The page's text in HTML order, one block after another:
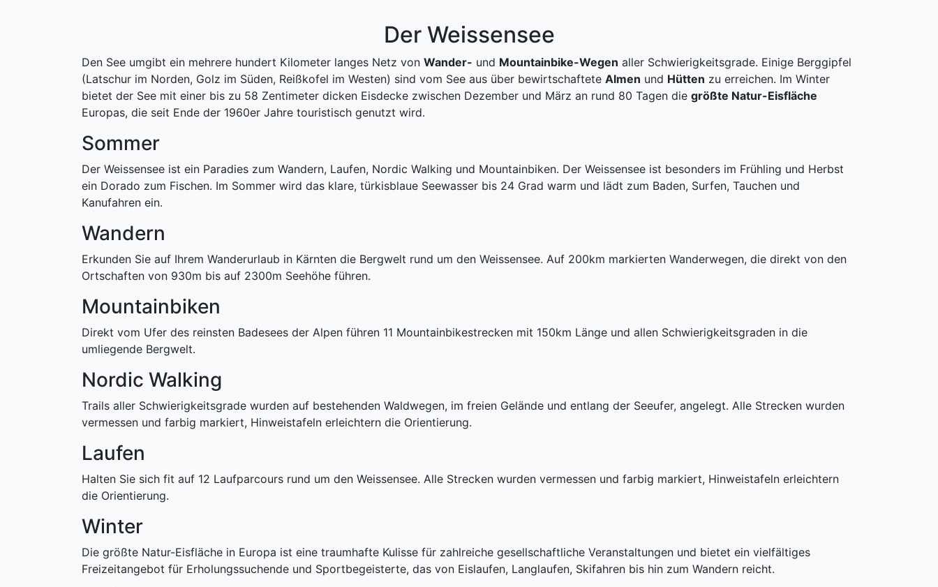
Der Weissensee
Den See umgibt ein mehrere hundert Kilometer langes Netz von Wander- und Mountainbike-Wegen aller Schwierigkeitsgrade. Einige Berggipfel
(Latschur im Norden, Golz im Süden, Reißkofel im Westen) sind vom See aus über bewirtschaftete Almen und Hütten zu erreichen. Im Winter
bietet der See mit einer bis zu 58 Zentimeter dicken Eisdecke zwischen Dezember und März an rund 80 Tagen die größte Natur-Eisfläche
Europas, die seit Ende der 1960er Jahre touristisch genutzt wird.
Sommer
Der Weissensee ist ein Paradies zum Wandern, Laufen, Nordic Walking und Mountainbiken. Der Weissensee ist besonders im Frühling und Herbst
ein Dorado zum Fischen. Im Sommer wird das klare, türkisblaue Seewasser bis 24 Grad warm und lädt zum Baden, Surfen, Tauchen und
Kanufahren ein.
Wandern
Erkunden Sie auf Ihrem Wanderurlaub in Kärnten die Bergwelt rund um den Weissensee. Auf 200km markierten Wanderwegen, die direkt von den
Ortschaften von 930m bis auf 2300m Seehöhe führen.
Mountainbiken
Direkt vom Ufer des reinsten Badesees der Alpen führen 11 Mountainbikestrecken mit 150km Länge und allen Schwierigkeitsgraden in die
umliegende Bergwelt.
Nordic Walking
Trails aller Schwierigkeitsgrade wurden auf bestehenden Waldwegen, im freien Gelände und entlang der Seeufer, angelegt. Alle Strecken wurden
vermessen und farbig markiert, Hinweistafeln erleichtern die Orientierung.
Laufen
Halten Sie sich fit auf 12 Laufparcours rund um den Weissensee. Alle Strecken wurden vermessen und farbig markiert, Hinweistafeln erleichtern
die Orientierung.
Winter
Die größte Natur-Eisfläche in Europa ist eine traumhafte Kulisse für zahlreiche gesellschaftliche Veranstaltungen und bietet ein vielfältiges
Freizeitangebot für Erholungssuchende und Sportbegeisterte, das von Eislaufen, Langlaufen, Skifahren bis hin zum Wandern reicht.